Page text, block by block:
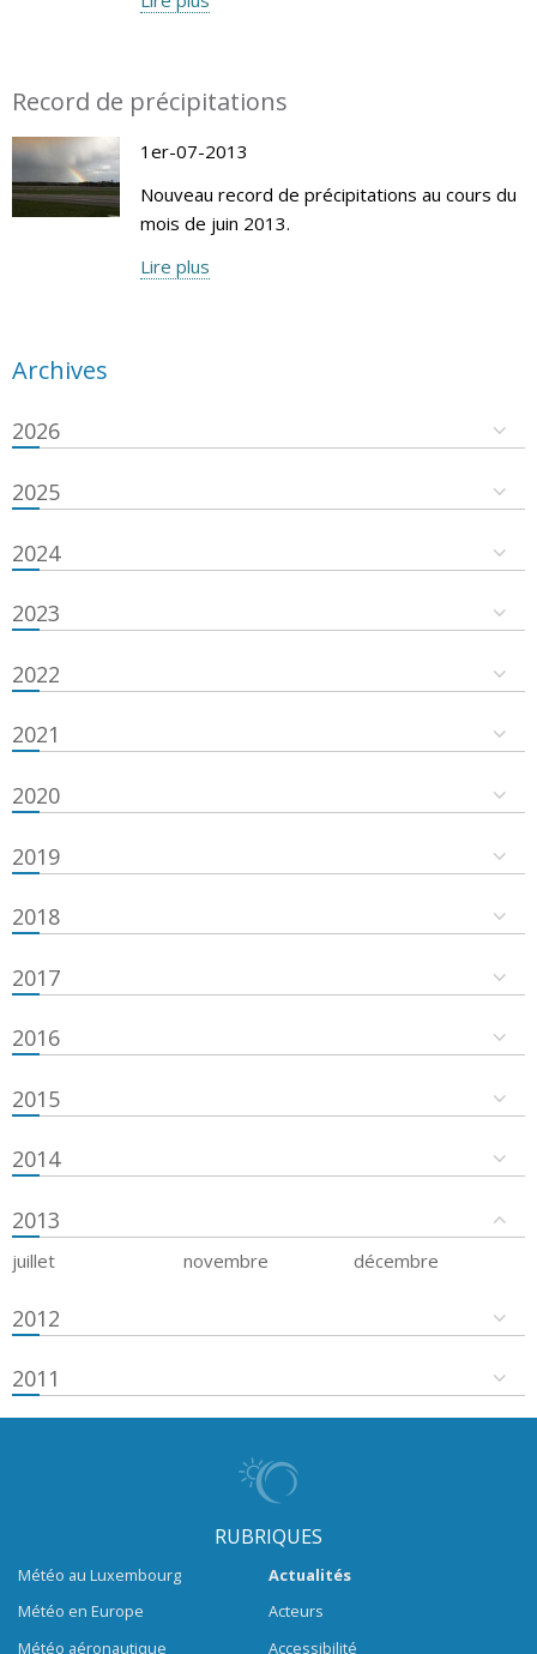
Record de précipitations
1er-07-2013
Nouveau record de précipitations au cours du
mois de juin 2013.
Lire plus
Archives
2026
2025
2024
2023
2022
2021
2020
2019
2018
2017
2016
2015
2014
2013
juillet novembre décembre
2012
2011
RUBRIQUES
Météo au Luxembourg
Météo en Europe
Météo aéronautique
Actualités
Acteurs
Accessibilité